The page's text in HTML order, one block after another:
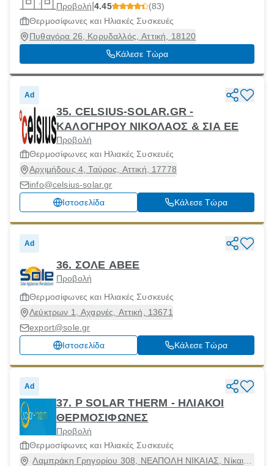
Προβολή 4.45
(83)
Θερμοσίφωνες και Ηλιακές Συσκευές
Πυθαγόρα 26, Κορυδαλλός, Αττική, 18120
Κάλεσε Τώρα
Ad
35. CELSIUS-SOLAR.GR -
ΚΑΛΟΓΗΡΟΥ ΝΙΚΟΛΑΟΣ & ΣΙΑ ΕΕ
Προβολή
Θερμοσίφωνες και Ηλιακές Συσκευές
Αρχιμήδους 4, Ταύρος, Αττική, 17778
info@celsius-solar.gr
Ιστοσελίδα
Κάλεσε Τώρα
Ad
36. ΣΟΛΕ ΑΒΕΕ
Προβολή
Θερμοσίφωνες και Ηλιακές Συσκευές
Λεύκτρων 1, Αχαρνές, Αττική, 13671
export@sole.gr
Ιστοσελίδα
Κάλεσε Τώρα
Ad
37. P SOLAR THERM - ΗΛΙΑΚΟΙ
ΘΕΡΜΟΣΙΦΩΝΕΣ
Προβολή
Θερμοσίφωνες και Ηλιακές Συσκευές
Λαμπράκη Γρηγορίου 308, ΝΕΑΠΟΛΗ ΝΙΚΑΙΑΣ, Νίκαια,